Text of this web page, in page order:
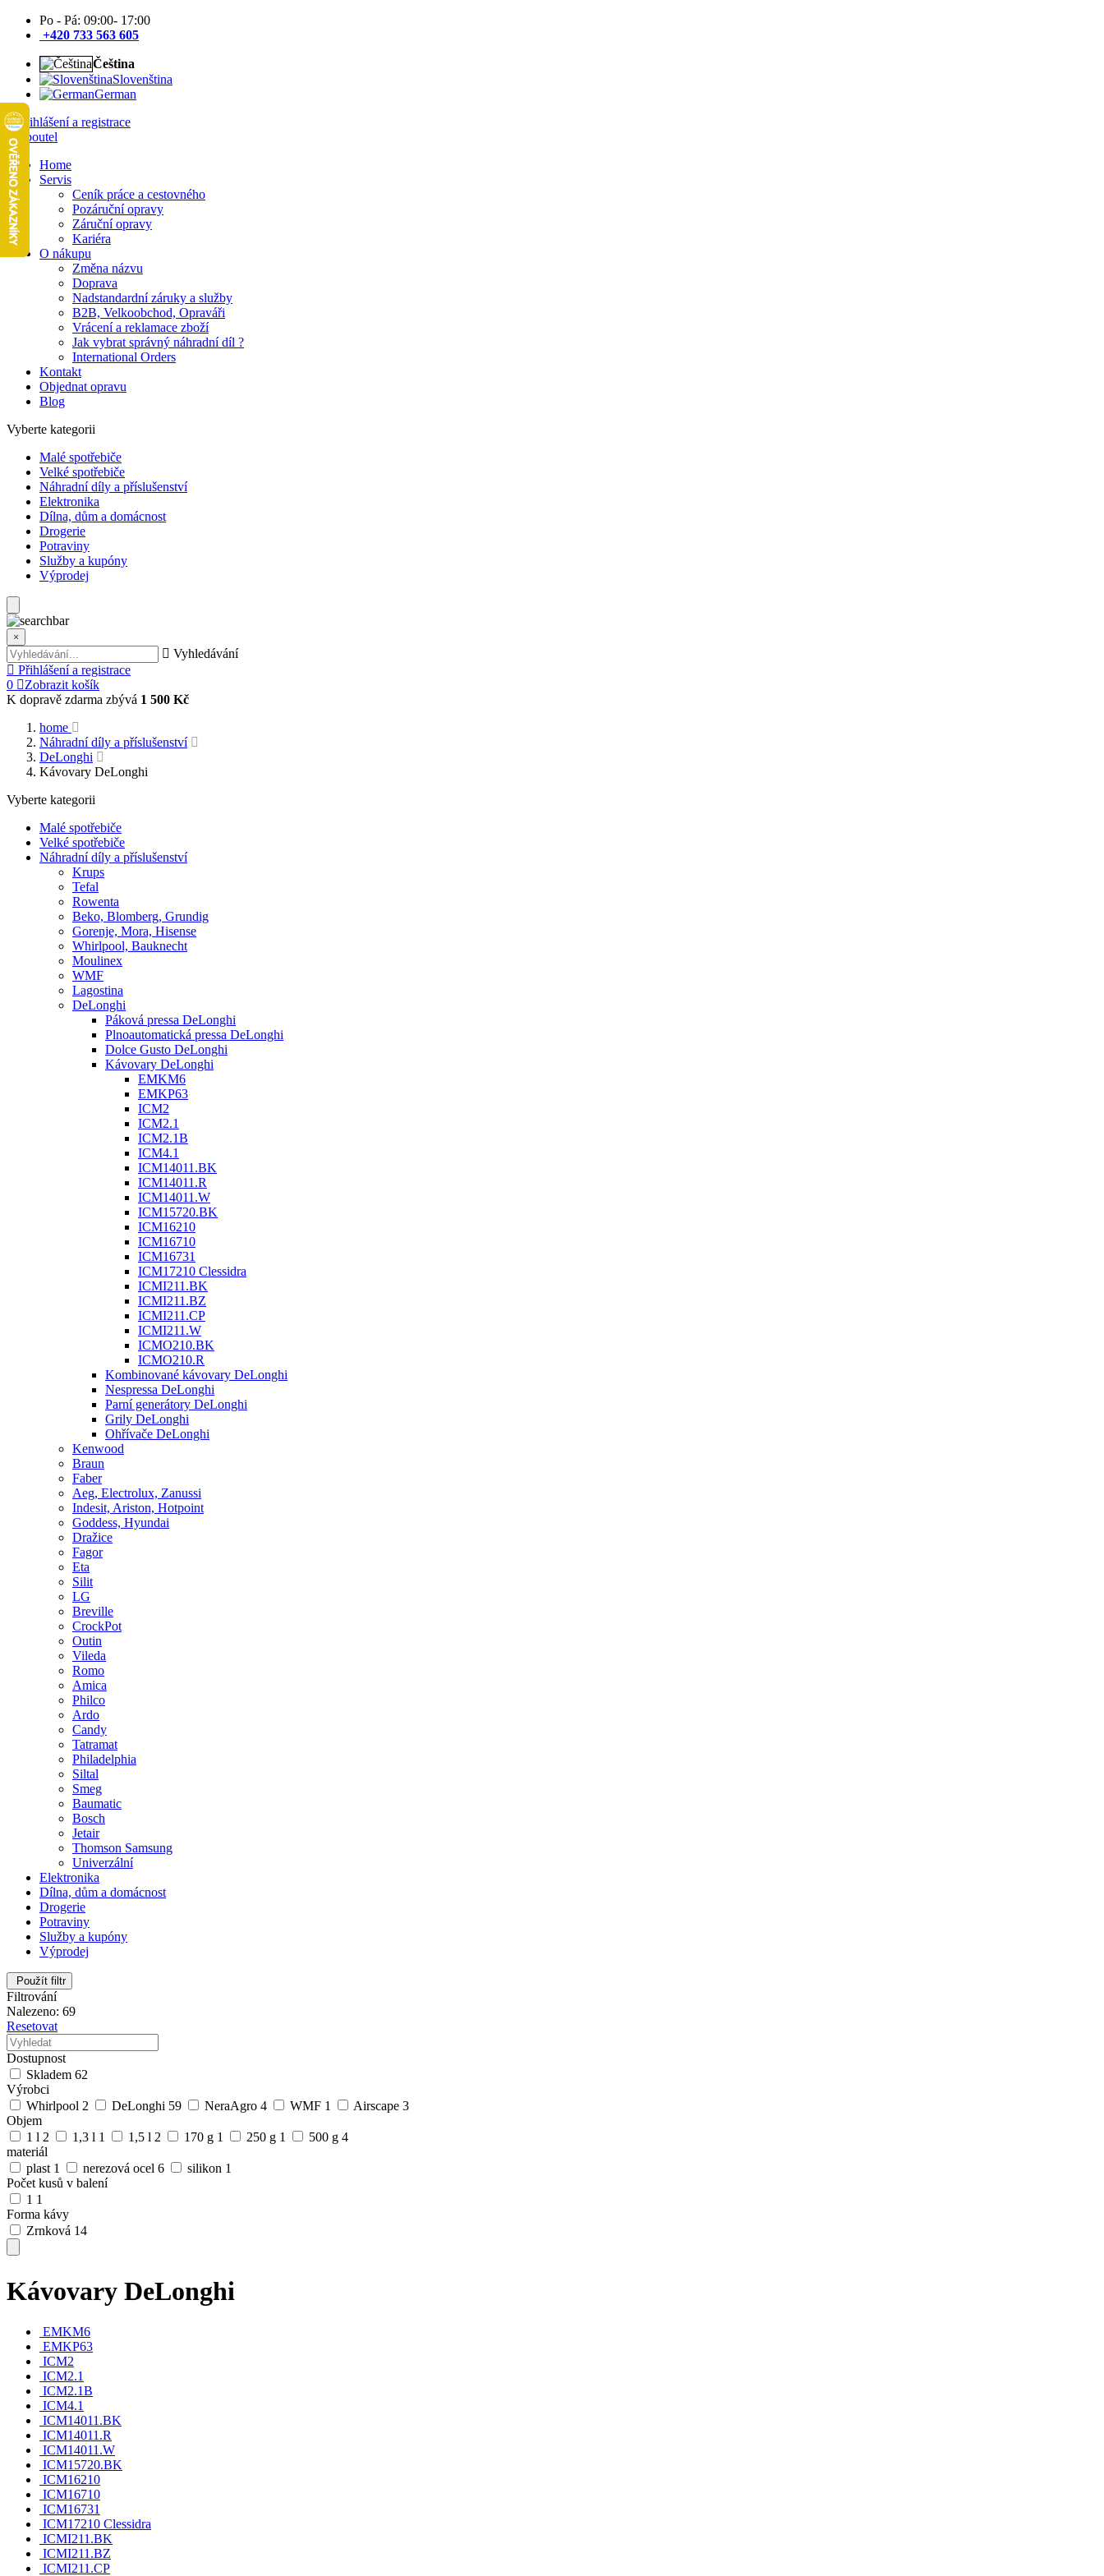
Po - Pá: 09:00- 17:00
+420 733 563 605
Čeština
Slovenština
German
Přihlášení a registrace
Home
Servis
Ceník práce a cestovného
Pozáruční opravy
Záruční opravy
Kariéra
O nákupu
Změna názvu
Doprava
Nadstandardní záruky a služby
B2B, Velkoobchod, Opraváři
Vrácení a reklamace zboží
Jak vybrat správný náhradní díl ?
International Orders
Kontakt
Objednat opravu
Blog
Vyberte kategorii
Malé spotřebiče
Velké spotřebiče
Náhradní díly a příslušenství
Elektronika
Dílna, dům a domácnost
Drogerie
Potraviny
Služby a kupóny
Výprodej
×
Vyhledávání
Přihlášení a registrace
0
Zobrazit košík
K dopravě zdarma zbývá 1 500 Kč
home
Náhradní díly a příslušenství
DeLonghi
Kávovary DeLonghi
Vyberte kategorii
Malé spotřebiče
Velké spotřebiče
Náhradní díly a příslušenství
Krups
Tefal
Rowenta
Beko, Blomberg, Grundig
Gorenje, Mora, Hisense
Whirlpool, Bauknecht
Moulinex
WMF
Lagostina
DeLonghi
Páková pressa DeLonghi
Plnoautomatická pressa DeLonghi
Dolce Gusto DeLonghi
Kávovary DeLonghi
EMKM6
EMKP63
ICM2
ICM2.1
ICM2.1B
ICM4.1
ICM14011.BK
ICM14011.R
ICM14011.W
ICM15720.BK
ICM16210
ICM16710
ICM16731
ICM17210 Clessidra
ICMI211.BK
ICMI211.BZ
ICMI211.CP
ICMI211.W
ICMO210.BK
ICMO210.R
Kombinované kávovary DeLonghi
Nespressa DeLonghi
Parní generátory DeLonghi
Grily DeLonghi
Ohřívače DeLonghi
Kenwood
Braun
Faber
Aeg, Electrolux, Zanussi
Indesit, Ariston, Hotpoint
Goddess, Hyundai
Dražice
Fagor
Eta
Silit
LG
Breville
CrockPot
Outin
Vileda
Romo
Amica
Philco
Ardo
Candy
Tatramat
Philadelphia
Siltal
Smeg
Baumatic
Bosch
Jetair
Thomson Samsung
Univerzální
Elektronika
Dílna, dům a domácnost
Drogerie
Potraviny
Služby a kupóny
Výprodej
Použít filtr
Filtrování
Nalezeno: 69
Resetovat
Dostupnost
Skladem 62
Výrobci
Whirlpool 2 DeLonghi 59 NeraAgro 4 WMF 1 Airscape 3
Objem
1 l 2 1,3 l 1 1,5 l 2 170 g 1 250 g 1 500 g 4
materiál
plast 1 nerezová ocel 6 silikon 1
Počet kusů v balení
1 1
Forma kávy
Zrnková 14
Kávovary DeLonghi
EMKM6
EMKP63
ICM2
ICM2.1
ICM2.1B
ICM4.1
ICM14011.BK
ICM14011.R
ICM14011.W
ICM15720.BK
ICM16210
ICM16710
ICM16731
ICM17210 Clessidra
ICMI211.BK
ICMI211.BZ
ICMI211.CP